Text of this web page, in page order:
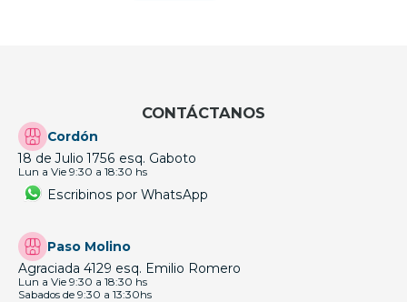
CONTÁCTANOS
Cordón
18 de Julio 1756 esq. Gaboto
Lun a Vie 9:30 a 18:30 hs
Escribinos por WhatsApp
Paso Molino
Agraciada 4129 esq. Emilio Romero
Lun a Vie 9:30 a 18:30 hs
Sabados de 9:30 a 13:30hs